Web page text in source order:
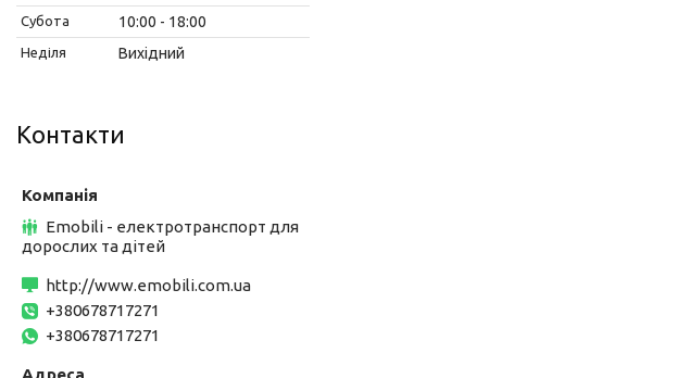
Субота 10:00 18:00
Неділя Вихідний
Контакти
Emobili - електротранспорт для
дорослих та дітей
http://www.emobili.com.ua
+380678717271
+380678717271